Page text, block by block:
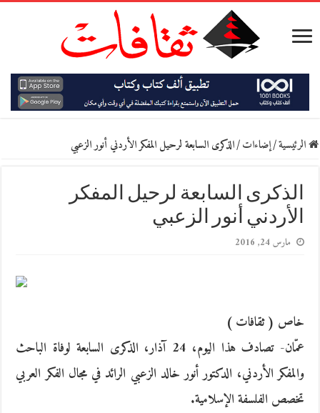
الرئيسية/إضاءات/الذكرى السابعة لرحيل المفكر الأردني أنور الزعبي
الذكرى السابعة لرحيل المفكر
الأردني أنور الزعبي
مارس 24, 2016
خاص ( ثقافات )
عمّان- تصادف هذا اليوم، 24 آذار، الذكرى السابعة لوفاة الباحث
والمفكر الأردني، الدكتور أنور خالد الزعبي الرائد في مجال الفكر العربي
تخصص الفلسفة الإسلامية.